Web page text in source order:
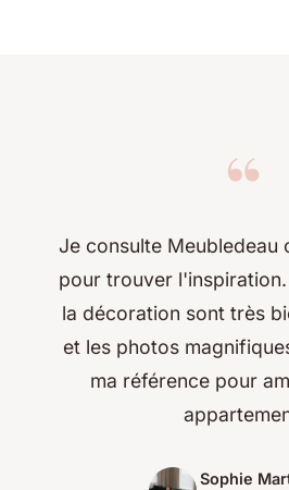
“
Je consulte Meubledeau
pour trouver
la décoration sont très
et les photos
ma référence pour
Sophie